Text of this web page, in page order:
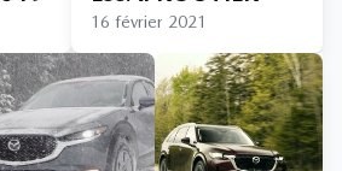
16 février 2021